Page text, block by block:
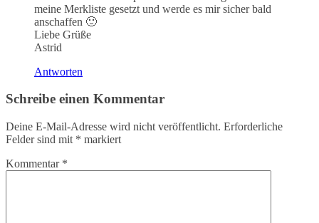
meine Merkliste gesetzt und werde es mir sicher bald
anschaffen 🙂
Liebe Grüße
Astrid
Antworten
Schreibe einen Kommentar
Deine E-Mail-Adresse wird nicht veröffentlicht. Erforderliche
Felder sind mit * markiert
Kommentar *